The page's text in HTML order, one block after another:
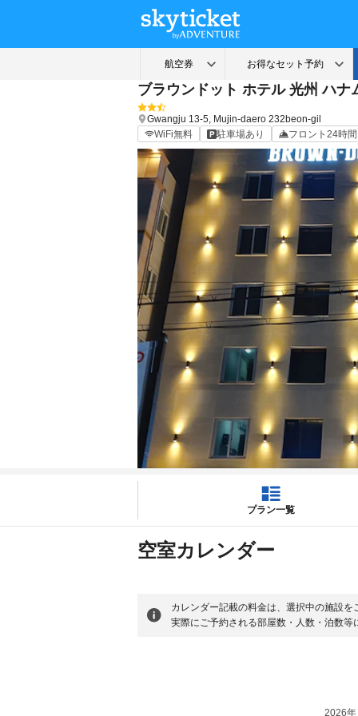
ブラウンドット ホテル 光州 ハナ
Gwangju 13-5, Mujin-daero 232beon-gil
WiFi無料
駐車場あり フロント24時間
プラン一覧
空室カレンダー
カレンダー記載の料金は、選択中の施設を
実際にご予約される部屋数・人数・泊数
2026年